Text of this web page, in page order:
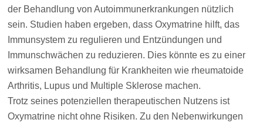
der Behandlung von Autoimmunerkrankungen nützlich
sein. Studien haben ergeben, dass Oxymatrine hilft, das
Immunsystem zu regulieren und Entzündungen und
Immunschwächen zu reduzieren. Dies könnte es zu einer
wirksamen Behandlung für Krankheiten wie rheumatoide
Arthritis, Lupus und Multiple Sklerose machen.
Trotz seines potenziellen therapeutischen Nutzens ist
Oxymatrine nicht ohne Risiken. Zu den Nebenwirkungen